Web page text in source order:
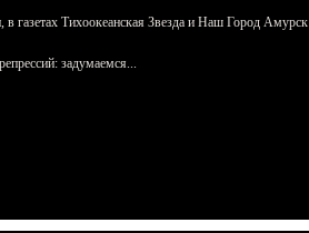
газетах Тихоокеанская Звезда и Наш Город Амурск
задумаемся...